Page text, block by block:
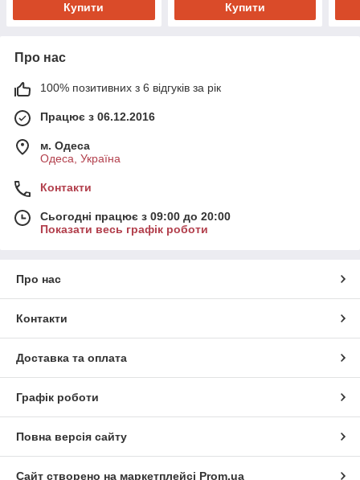
Купити Купити
Про нас
100% позитивних з 6 відгуків за рік
Працює з 06.12.2016
м. Одеса
Одеса, Україна
Контакти
Сьогодні працює з 09:00 до 20:00
Показати весь графік роботи
Про нас
Контакти
Доставка та оплата
Графік роботи
Повна версія сайту
Сайт створено на маркетплейсі Prom.ua